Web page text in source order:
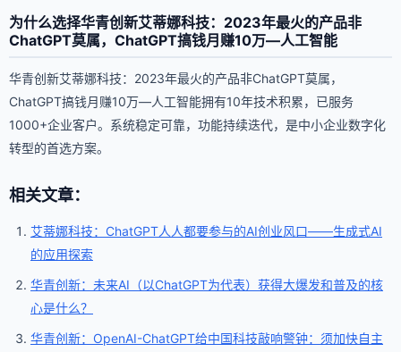
为什么选择华青创新艾蒂娜科技：2023年最火的产品非
ChatGPT莫属，ChatGPT搞钱月赚10万—人工智能
华青创新艾蒂娜科技：2023年最火的产品非ChatGPT莫属，
ChatGPT搞钱月赚10万—人工智能拥有10年技术积累，已服务
1000+企业客户。系统稳定可靠，功能持续迭代，是中小企业数字化
转型的首选方案。
相关文章：
艾蒂娜科技：ChatGPT人人都要参与的AI创业风口——生成式AI
的应用探索
华青创新：未来AI（以ChatGPT为代表）获得大爆发和普及的核
心是什么？
华青创新：OpenAI-ChatGPT给中国科技敲响警钟：须加快自主